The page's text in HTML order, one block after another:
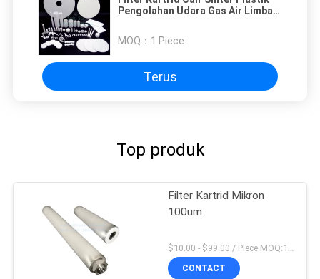
Pengolahan Udara Gas Air Limbah
MOQ：
1 Piece
Terus
Top produk
Filter Kartrid Mikron
100um
CONTACT